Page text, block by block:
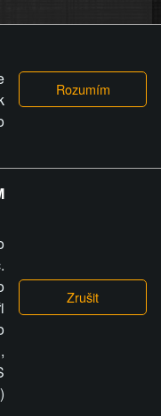
opatření provozovatele
nebo video na
videa nebo
uplatnit vůči
škody nebo
To jen